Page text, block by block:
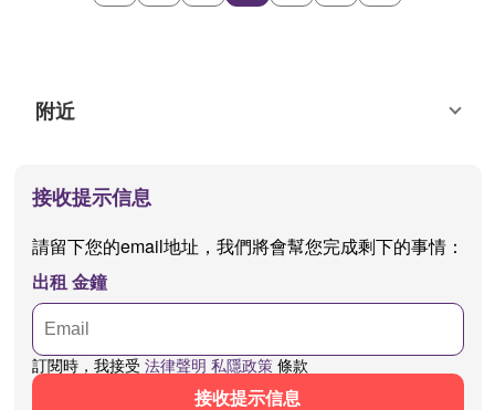
附近
接收提示信息
請留下您的email地址，我們將會幫您完成剩下的事情：
出租 金鐘
訂閱時，我接受 法律聲明 私隱政策條款
接收提示信息